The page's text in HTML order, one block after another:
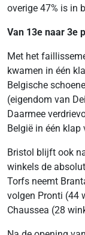
overige 47% is in
Van 13e naar 3e
Met het
kwamen in één
Belgische
(eigendom van
Daarmee
België in één klap
Bristol blijft ook
winkels de
Torfs neemt
volgen Pronti (44
Chaussea (28